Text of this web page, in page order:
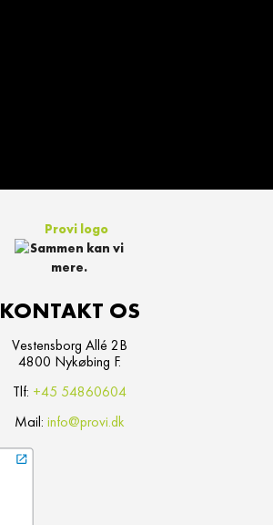
KONTAKT OS
Vestensborg Allé 2B
4800 Nykøbing F.
Tlf: +45 54860604
Mail: info@provi.dk